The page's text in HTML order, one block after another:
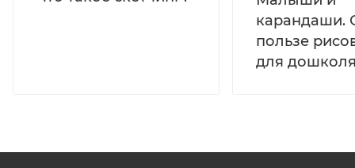
карандаши.
пользе
для